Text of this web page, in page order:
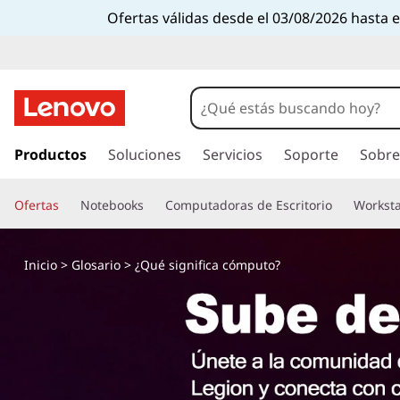
Ofertas válidas desde el 03/08/2026 hasta
r
c
o
Productos Soluciones Servicios Soporte
Ofertas Notebooks Computadoras de Escritorio
Inicio> Glosario> ¿Qué significa cómputo?